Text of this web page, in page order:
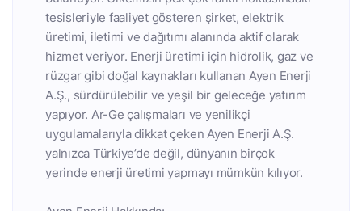
tesisleriyle faaliyet gösteren şirket, elektrik
üretimi, iletimi ve dağıtımı alanında aktif olarak
hizmet veriyor. Enerji üretimi için hidrolik, gaz ve
rüzgar gibi doğal kaynakları kullanan Ayen Enerji
A.Ş., sürdürülebilir ve yeşil bir geleceğe yatırım
yapıyor. Ar-Ge çalışmaları ve yenilikçi
uygulamalarıyla dikkat çeken Ayen Enerji A.Ş.
yalnızca Türkiye’de değil, dünyanın birçok
yerinde enerji üretimi yapmayı mümkün kılıyor.